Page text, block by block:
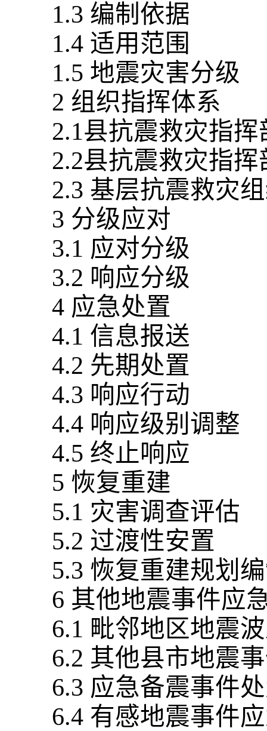
1.3 编制依据
1.4 适用范围
1.5 地震灾害分级
2 组织指挥体系
2.1县抗震救灾指挥
2.2县抗震救灾指
2.3 基层抗震救灾
3 分级应对
3.1 应对分级
3.2 响应分级
4 应急处置
4.1 信息报送
4.2 先期处置
4.3 响应行动
4.4 响应级别调整
4.5 终止响应
5 恢复重建
5.1 灾害调查评估
5.2 过渡性安置
5.3 恢复重建规划
6 其他地震事件应
6.1 毗邻地区地震
6.2 其他县市地震
6.3 应急备震事件
6.4 有感地震事件